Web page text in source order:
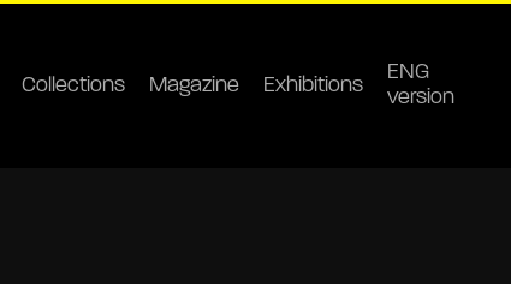
Collections Magazine Exhibitions
ENG
version